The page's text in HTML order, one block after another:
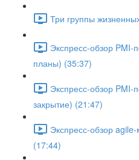
Три группы
Экспресс-обзор PMI-
планы) (35:37)
Экспресс-обзор
закрытие) (21:47)
Экспресс-обзор
(17:44)